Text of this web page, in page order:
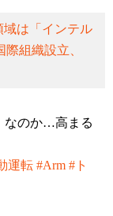
域は「インテル
組織設立、
なのか…高まる
運転 #Arm #ト